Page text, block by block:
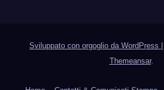
Sviluppato con orgoglio da WordPress
Themeansar.